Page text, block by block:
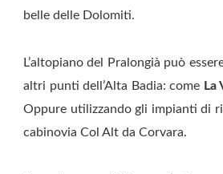
belle delle Dolomiti.
L’altopiano del Pralongià può
altri punti dell’Alta Badia: come La
Oppure utilizzando gli impianti di
cabinovia Col Alt da Corvara.